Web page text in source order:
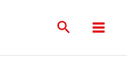
Поиск
Menu